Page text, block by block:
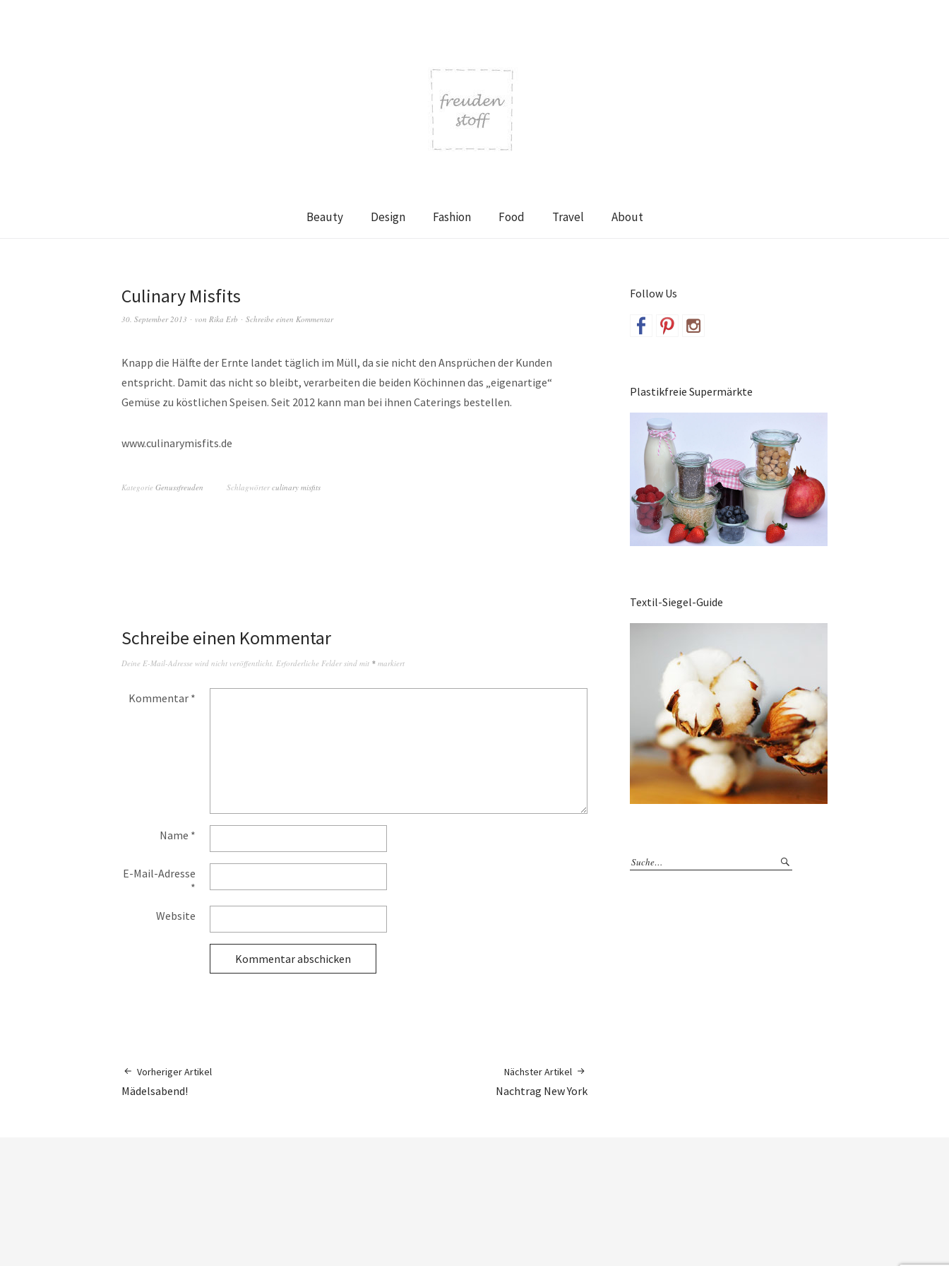
Beauty Design Fashion Food Travel About
Culinary Misfits
30. September 2013 von Rika Erb Schreibe einen Kommentar
Knapp die Hälfte der Ernte landet täglich im Müll, da sie nicht den Ansprüchen der Kunden
entspricht. Damit das nicht so bleibt, verarbeiten die beiden Köchinnen das „eigenartige“
Gemüse zu köstlichen Speisen. Seit 2012 kann man bei ihnen Caterings bestellen.
www.culinarymisfits.de
Kategorie Genussfreuden Schlagwörterculinary misfits
Schreibe einen Kommentar
Deine E-Mail-Adresse wird nicht veröffentlicht. Erforderliche Felder sind mit * markiert
Kommentar *
Name *
E-Mail-Adresse
*
Website
Vorheriger Artikel
Mädelsabend!
Nächster Artikel
Nachtrag New York
Follow Us
Plastikfreie Supermärkte
Textil-Siegel-Guide